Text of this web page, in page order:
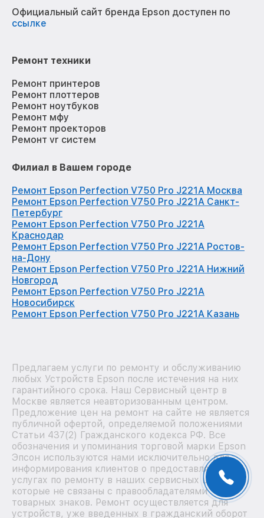
Официальный сайт бренда Epson доступен по
ссылке
Ремонт техники
Ремонт принтеров
Ремонт плоттеров
Ремонт ноутбуков
Ремонт мфу
Ремонт проекторов
Ремонт vr систем
Филиал в Вашем городе
Ремонт Epson Perfection V750 Pro J221A Москва
Ремонт Epson Perfection V750 Pro J221A Санкт-
Петербург
Ремонт Epson Perfection V750 Pro J221A
Краснодар
Ремонт Epson Perfection V750 Pro J221A Ростов-
на-Дону
Ремонт Epson Perfection V750 Pro J221A Нижний
Новгород
Ремонт Epson Perfection V750 Pro J221A
Новосибирск
Ремонт Epson Perfection V750 Pro J221A Казань
Предлагаем услуги по ремонту и обслуживанию
любых Устройств Epson после истечения на них
гарантийного срока. Наш Сервисный центр в
Москве является неавторизованным центром.
Предложение цен на ремонт на сайте не является
публичной офертой, определяемой положениями
Статьи 437(2) Гражданского кодекса РФ. Все
обозначения и упоминания торговой марки Epson
Эпсон используются нами исключительно для
информирования клиентов о предоставляемых
услугах по ремонту в наших сервисных центрах,
которые не связаны с правообладателями
товарных знаков. Ремонт осуществляется для
устройств, уже введенных в гражданский оборот